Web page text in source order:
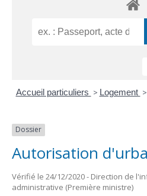
Accueil particuliers > Logement >
Dossier
Autorisation
Vérifié le 24/12/2020 - Direction de
administrative (Première ministre)